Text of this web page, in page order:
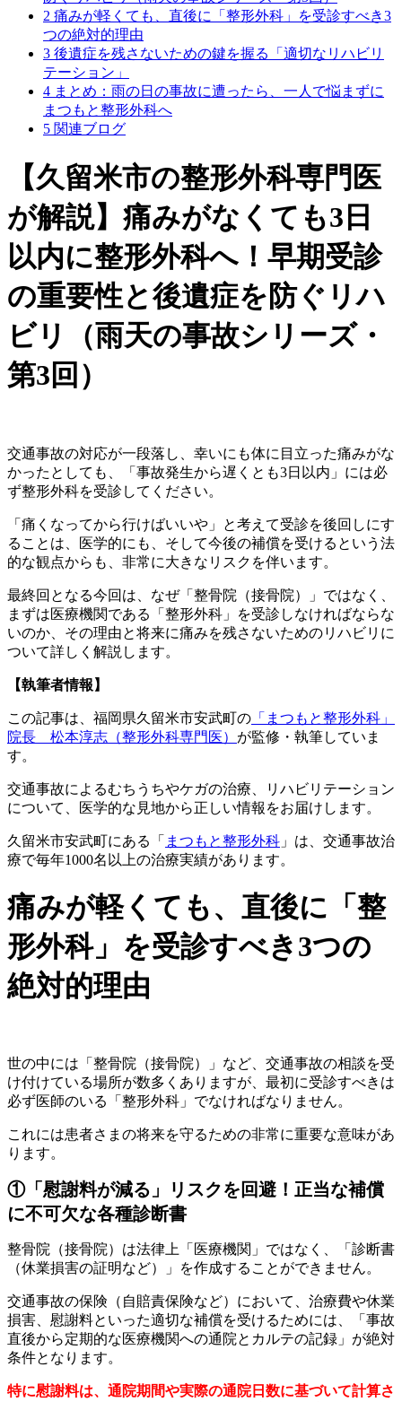
2 痛みが軽くても、直後に「整形外科」を受診すべき3
つの絶対的理由
3 後遺症を残さないための鍵を握る「適切なリハビリ
テーション」
4 まとめ：雨の日の事故に遭ったら、一人で悩まずに
まつもと整形外科へ
5 関連ブログ
【久留米市の整形外科専門医
が解説】痛みがなくても3日
以内に整形外科へ！早期受診
の重要性と後遺症を防ぐリハ
ビリ（雨天の事故シリーズ・
第3回）
交通事故の対応が一段落し、幸いにも体に目立った痛みがな
かったとしても、「事故発生から遅くとも3日以内」には必
ず整形外科を受診してください。
「痛くなってから行けばいいや」と考えて受診を後回しにす
ることは、医学的にも、そして今後の補償を受けるという法
的な観点からも、非常に大きなリスクを伴います。
最終回となる今回は、なぜ「整骨院（接骨院）」ではなく、
まずは医療機関である「整形外科」を受診しなければならな
いのか、その理由と将来に痛みを残さないためのリハビリに
ついて詳しく解説します。
【執筆者情報】
この記事は、福岡県久留米市安武町の 「まつもと整形外科」
院長 松本淳志（整形外科専門医） が監修・執筆していま
す。
交通事故によるむちうちやケガの治療、リハビリテーション
について、医学的な見地から正しい情報をお届けします。
久留米市安武町にある「 まつもと整形外科 」は、交通事故治
療で毎年1000名以上の治療実績があります。
痛みが軽くても、直後に「整
形外科」を受診すべき3つの
絶対的理由
世の中には「整骨院（接骨院）」など、交通事故の相談を受
け付けている場所が数多くありますが、最初に受診すべきは
必ず医師のいる「整形外科」でなければなりません。
これには患者さまの将来を守るための非常に重要な意味があ
ります。
①「慰謝料が減る」リスクを回避！正当な補償
に不可欠な各種診断書
整骨院（接骨院）は法律上「医療機関」ではなく、「診断書
（休業損害の証明など）」を作成することができません。
交通事故の保険（自賠責保険など）において、治療費や休業
損害、慰謝料といった適切な補償を受けるためには、「事故
直後から定期的な医療機関への通院とカルテの記録」が絶対
条件となります。
特に慰謝料は、通院期間や実際の通院日数に基づいて計算さ